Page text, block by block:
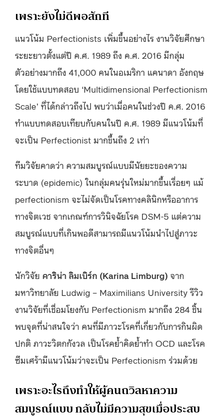
เพราะยังไม่ดีพอสักที
แนวโน้ม Perfectionists เพิ่มขึ้นอย่างไร งานวิจัยศึกษา
ระยะยาวตั้งแต่ปี ค.ศ. 1989 ถึง ค.ศ. 2016 มีกลุ่ม
ตัวอย่างมากถึง 41,000 คนในอเมริกา แคนาดา อังกฤษ
โดยใช้แบบทดสอบ ‘Multidimensional Perfectionism
Scale’ ที่ได้กล่าวถึงไป พบว่าเมื่อคนในช่วงปี ค.ศ. 2016
ทำแบบทดสอบเทียบกับคนในปี ค.ศ. 1989 มีแนวโน้มที่
จะเป็น Perfectionist มากขึ้นถึง 2 เท่า
ทีมวิจัยคาดว่า ความสมบูรณ์แบบมีนัยยะของความ
ระบาด (epidemic) ในกลุ่มคนรุ่นใหม่มากขึ้นเรื่อยๆ แม้
perfectionism จะไม่จัดเป็นโรคทางคลินิกหรืออาการ
ทางจิตเวช จากเกณฑ์การวินิจฉัยโรค DSM-5 แต่ความ
สมบูรณ์แบบที่เกินพอดีสามารถมีแนวโน้มนำไปสู่ภาวะ
ทางจิตอื่นๆ
นักวิจัย คาริน่า ลิมเบิร์ก (Karina Limburg) จาก
มหาวิทยาลัย Ludwig – Maximilians University รีวิว
งานวิจัยที่เชื่อมโยงกับ Perfectionism มากถึง 284 ชิ้น
พบจุดที่น่าสนใจว่า คนที่มีภาวะโรคที่เกี่ยวกับการกินผิด
ปกติ ภาวะวิตกกังวล เป็นโรคย้ำคิดย้ำทำ OCD และโรค
ซึมเศร้ามีแนวโน้มว่าจะเป็น Perfectionism ร่วมด้วย
เพราะอะไรถึงทำให้ผู้คนถวิลหาความ
สมบูรณ์แบบ กลับไม่มีความสุขเมื่อประสบ